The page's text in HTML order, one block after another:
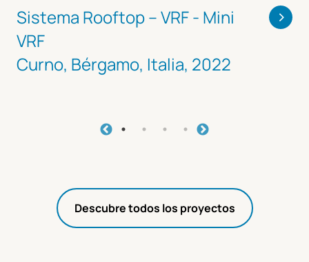
Sistema Rooftop – VRF - Mini
VRF
Curno, Bérgamo, Italia, 2022
>
Descubre todos los proyectos